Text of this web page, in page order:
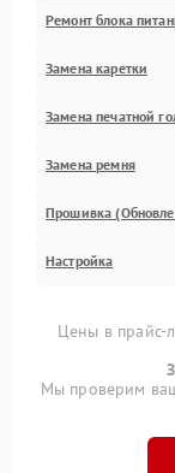
Ремонт блока
Замена каретки
Замена печатной
Замена ремня
Прошивка
Настройка
Цены в прайс-
Мы проверим